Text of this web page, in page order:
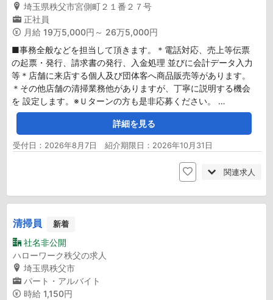
埼玉県秩父市宮側町２１番２７号
正社員
月給 19万5,000円～ 26万5,000円
■事務全般などを担当して頂きます。＊電話対応、売上等伝票
の起票・発行、請求書の発行、入金処理 並びに会計データ入力
等＊店舗に来店する個人及び団体客へ商品販売等があります。
＊その他店舗の清掃業務他がありますが、丁寧に説明する機会
を 設定します。※Ｕターンの方も是非応募ください。 …
詳細を見る
受付日：2026年8月7日 紹介期限日：2026年10月31日
関連求人
清掃員 新着
社名非公開
ハローワーク秩父の求人
埼玉県秩父市
パート・アルバイト
時給 1,150円